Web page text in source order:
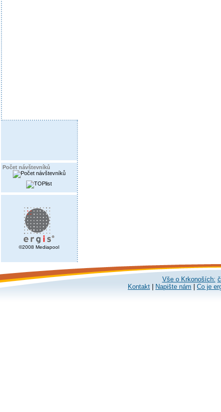
Počet návštevníků
©2008 Mediapool
Vše o Krkonoších:
Kontakt
Napište nám Co je